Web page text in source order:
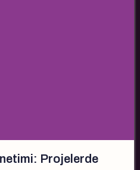
Projelerde